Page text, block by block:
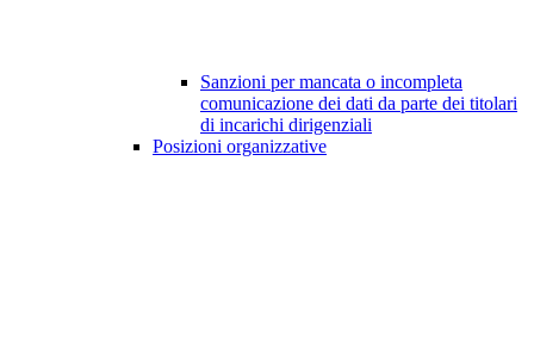
Sanzioni per mancata o incompleta
comunicazione dei dati da parte dei titolari
di incarichi dirigenziali
Posizioni organizzative